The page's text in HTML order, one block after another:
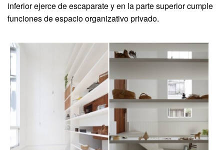
inferior ejerce de escaparate y en la parte superior cumple
funciones de espacio organizativo privado.